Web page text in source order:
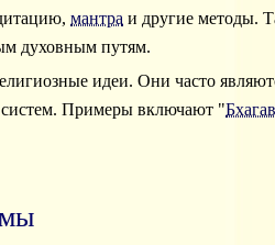
мантра и другие методы.
духовным путям.
идеи. Они часто
Примеры включают "